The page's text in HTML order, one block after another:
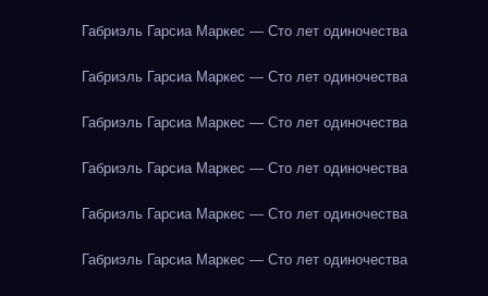
Габриэль Гарсиа Маркес — Сто лет одиночества
Габриэль Гарсиа Маркес — Сто лет одиночества
Габриэль Гарсиа Маркес — Сто лет одиночества
Габриэль Гарсиа Маркес — Сто лет одиночества
Габриэль Гарсиа Маркес — Сто лет одиночества
Габриэль Гарсиа Маркес — Сто лет одиночества